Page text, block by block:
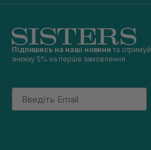
Підпишись на наші новини та отримуй
знижку 5% на перше замовлення
Email